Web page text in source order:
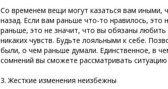
Со временем вещи могут казаться вам иными,
назад. Если вам раньше что-то нравилось,
раньше, это не значит, что вы обязаны
никаких чувств. Будьте лояльными к себе.
были, о чем раньше думали. Единственное, в
сомнений вы сможете рассматривать
3. Жесткие изменения неизбежны